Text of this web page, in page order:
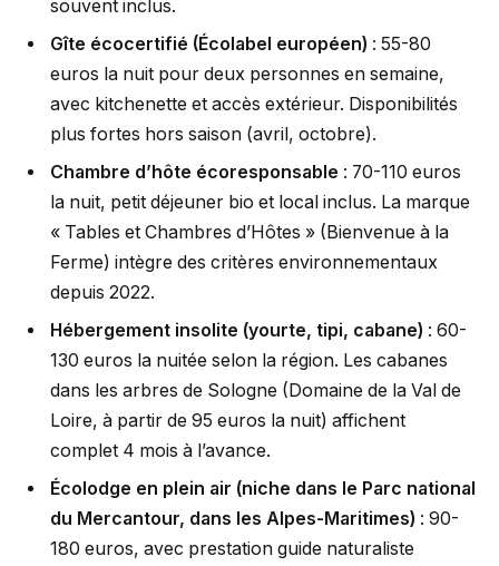
souvent inclus.
Gîte écocertifié (Écolabel européen) : 55-80
euros la nuit pour deux personnes en semaine,
avec kitchenette et accès extérieur. Disponibilités
plus fortes hors saison (avril, octobre).
Chambre d’hôte écoresponsable : 70-110 euros
la nuit, petit déjeuner bio et local inclus. La marque
« Tables et Chambres d’Hôtes » (Bienvenue à la
Ferme) intègre des critères environnementaux
depuis 2022.
Hébergement insolite (yourte, tipi, cabane) : 60-
130 euros la nuitée selon la région. Les cabanes
dans les arbres de Sologne (Domaine de la Val de
Loire, à partir de 95 euros la nuit) affichent
complet 4 mois à l’avance.
Écolodge en plein air (niche dans le Parc national
du Mercantour, dans les Alpes-Maritimes) : 90-
180 euros, avec prestation guide naturaliste